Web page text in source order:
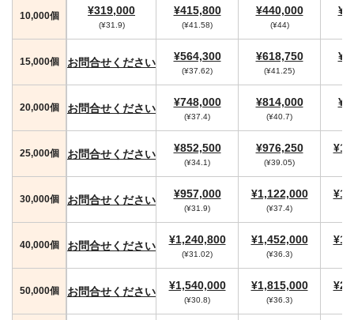
10,000個 ¥319,000
(¥31.9)
¥415,800
(¥41.58)
¥440,000
(¥44)
15,000個 お問合せください ¥564,300
(¥37.62)
¥618,750
(¥41.25)
20,000個 お問合せください ¥748,000
(¥37.4)
¥814,000
(¥40.7)
25,000個 お問合せください ¥852,500
(¥34.1)
¥976,250
(¥39.05)
30,000個 お問合せください ¥957,000
(¥31.9)
¥1,122,000
(¥37.4)
40,000個 お問合せください ¥1,240,800
(¥31.02)
¥1,452,000
(¥36.3)
50,000個 お問合せください ¥1,540,000
(¥30.8)
¥1,815,000
(¥36.3)